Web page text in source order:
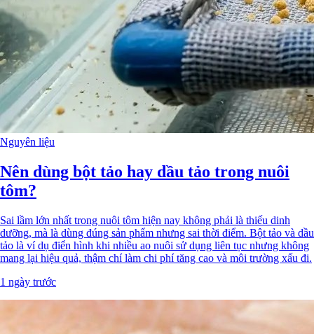
Nguyên liệu
Nên dùng bột tảo hay dầu tảo trong nuôi
tôm?
Sai lầm lớn nhất trong nuôi tôm hiện nay không phải là thiếu dinh
dưỡng, mà là dùng đúng sản phẩm nhưng sai thời điểm. Bột tảo và dầu
tảo là ví dụ điển hình khi nhiều ao nuôi sử dụng liên tục nhưng không
mang lại hiệu quả, thậm chí làm chi phí tăng cao và môi trường xấu đi.
1 ngày trước